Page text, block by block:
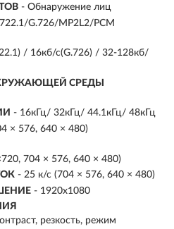
- Обнаружение лиц
G.726/MP2L2/PCM
/ 16кб/с(G.726) / 32-128кб/
СРЕДЫ
- 16кГц/ 32кГц/ 44.1кГц/ 48кГц
× 576, 640 × 480)
704 × 576, 640 × 480)
- 25 к/с (704 × 576, 640 × 480)
- 1920х1080
резкость, режим